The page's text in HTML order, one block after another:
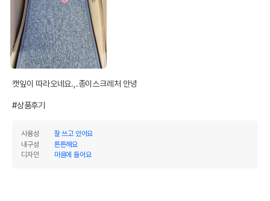
캣잎이 따라오네요.,.종이스크레처 안녕
#상품후기
사용성
잘 쓰고 있어요
내구성
튼튼해요
디자인
마음에 들어요